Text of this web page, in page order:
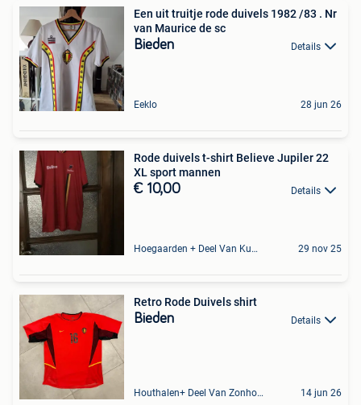
Een uit truitje rode duivels 1982 /83 . Nr
van Maurice de sc
Bieden Details
Eeklo 28 jun 26
Rode duivels t-shirt Believe Jupiler 22
XL sport mannen
€ 10,00 Details
Hoegaarden + Deel Van Kumtich + Deel Van Tienen 29 nov 25
Retro Rode Duivels shirt
Bieden Details
Houthalen+ Deel Van Zonhoven En Zolder 14 jun 26